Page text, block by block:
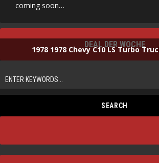
coming soon…
DEAL DER WOCHE
1978 1978 Chevy C10 LS Turbo